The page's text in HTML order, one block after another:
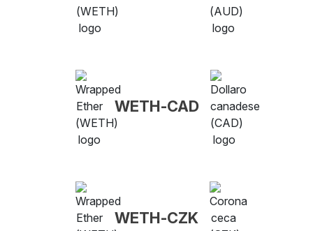
WETH-CAD
WETH-CZK